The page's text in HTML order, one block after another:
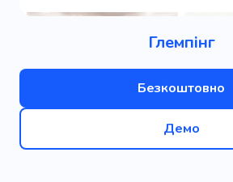
Глемпінг
Безкоштовно
Демо